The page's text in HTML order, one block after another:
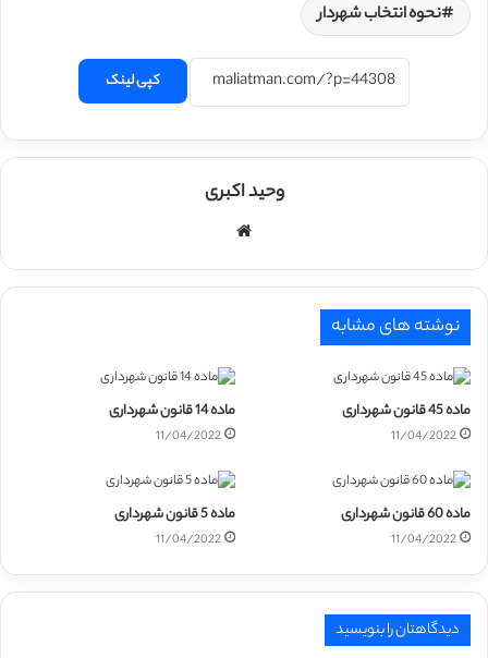
نحوه انتخاب شهردار
کپی لینک
وحید اکبری
نوشته های مشابه
ماده 45 قانون شهرداری
11/04/2022
ماده 14 قانون شهرداری
11/04/2022
ماده 60 قانون شهرداری
11/04/2022
ماده 5 قانون شهرداری
11/04/2022
دیدگاهتان را بنویسید